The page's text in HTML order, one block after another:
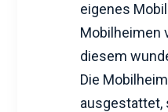
eigenes
Mobilheimen
diesem
Die
ausgestattet,